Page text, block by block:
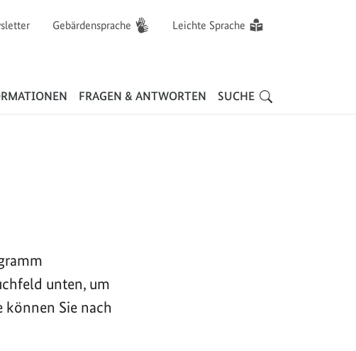
Gebärdensprache Leichte Sprache
FRAGEN & ANTWORTEN SUCHE
unten, um
können Sie nach